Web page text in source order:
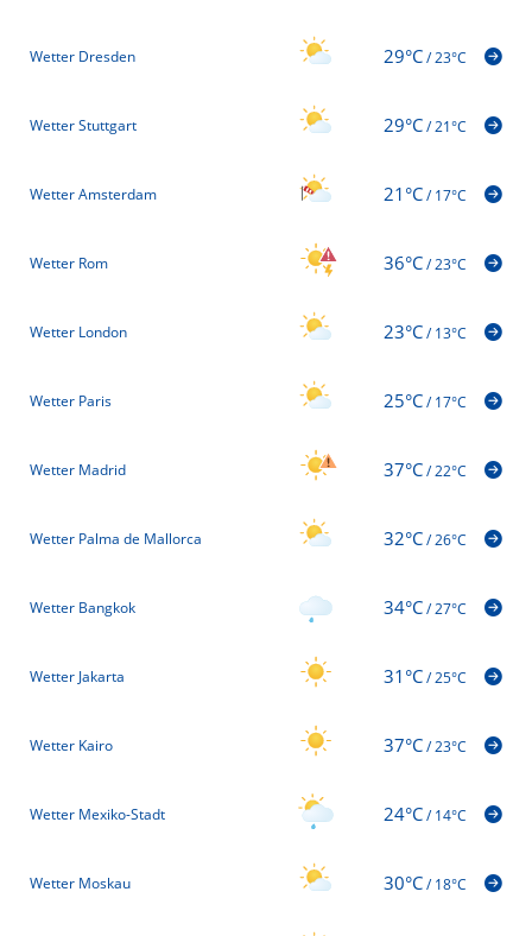
Wetter Dresden 29°C/23°C
Wetter Stuttgart 29°C/21°C
Wetter Amsterdam 21°C/17°C
Wetter Rom 36°C/23°C
Wetter London 23°C/13°C
Wetter Paris 25°C/17°C
Wetter Madrid 37°C/22°C
Wetter Palma de Mallorca 32°C/26°C
Wetter Bangkok 34°C/27°C
Wetter Jakarta 31°C/25°C
Wetter Kairo 37°C/23°C
Wetter Mexiko-Stadt 24°C/14°C
Wetter Moskau 30°C/18°C